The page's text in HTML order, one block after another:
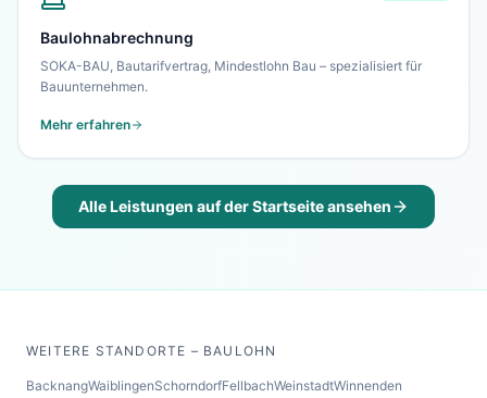
Baulohnabrechnung
SOKA-BAU, Bautarifvertrag, Mindestlohn Bau – spezialisiert für
Bauunternehmen.
Mehr erfahren
Alle Leistungen auf der Startseite ansehen
WEITERE STANDORTE – BAULOHN
BacknangWaiblingenSchorndorfFellbachWeinstadtWinnenden